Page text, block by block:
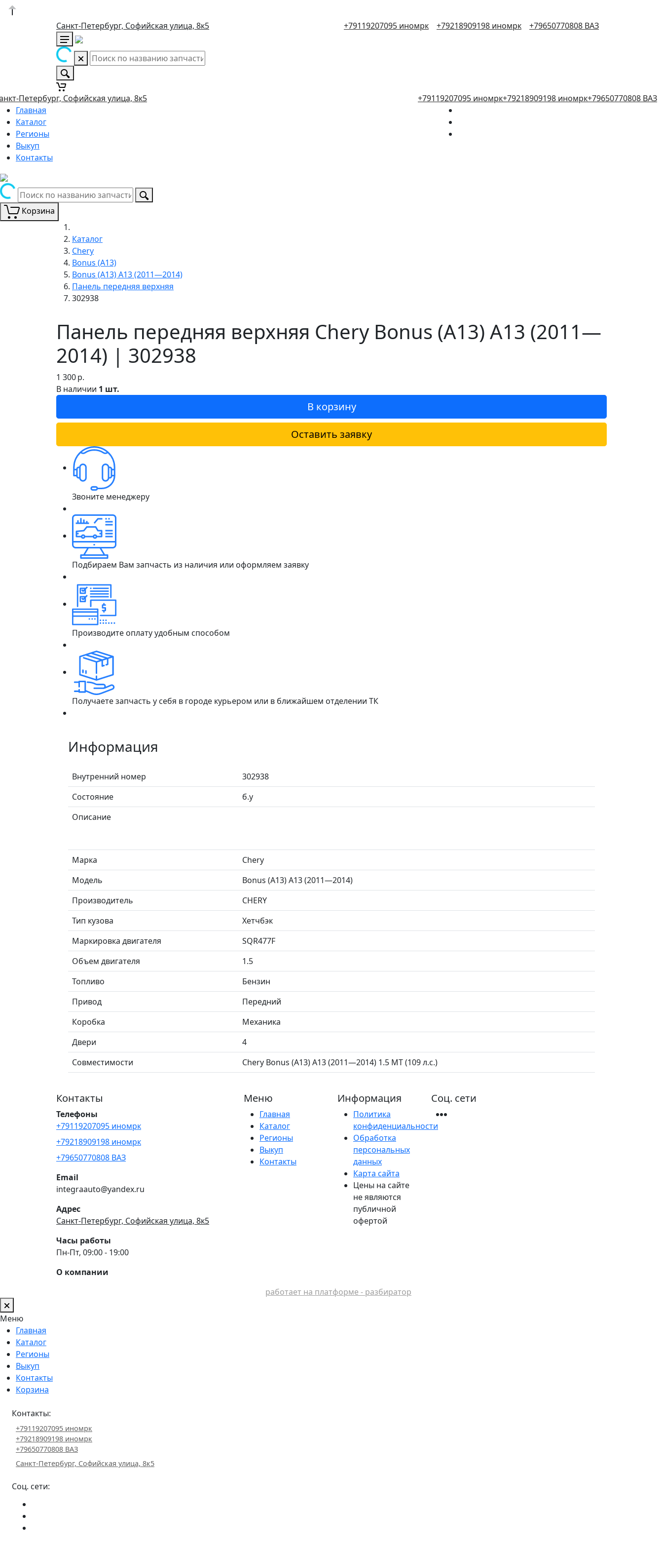
Санкт-Петербург, Софийская улица, 8к5 +79119207095 иномрк +79218909198 иномрк +79650770808 ВАЗ
Петербург, Софийская улица, 8к5 +79119207095 иномрк+79218909198 иномрк+79650770808 ВАЗ
Главная
Каталог
Регионы
Выкуп
Контакты
Корзина
Каталог
Chery
Bonus (A13)
Bonus (A13) A13 (2011—2014)
Панель передняя верхняя
302938
Панель передняя верхняя Chery Bonus (A13) A13 (2011—
2014) | 302938
1 300р.
В наличии 1 шт.
В корзину
Оставить заявку
Звоните менеджеру
Подбираем Вам запчасть из наличия или оформляем заявку
Производите оплату удобным способом
Получаете запчасть у себя в городе курьером или в ближайшем отделении ТК
Информация
Внутренний номер
302938
Состояние
б.у
Описание
Марка
Chery
Модель
Bonus (A13) A13 (2011—2014)
Производитель
CHERY
Тип кузова
Хетчбэк
Маркировка двигателя
SQR477F
Объем двигателя
1.5
Топливо
Бензин
Привод
Передний
Коробка
Механика
Двери
4
Совместимости
Chery Bonus (A13) A13 (2011—2014) 1.5 MT (109 л.с.)
Контакты
Телефоны
+79119207095 иномрк
+79218909198 иномрк
+79650770808 ВАЗ
Email
integraauto@yandex.ru
Адрес
Санкт-Петербург, Софийская улица, 8к5
Часы работы
Пн-Пт, 09:00 - 19:00
О компании
Меню
Главная
Каталог
Регионы
Выкуп
Контакты
Информация
Политика
конфиденциальности
Обработка
персональных
данных
Карта сайта
Цены на сайте
не являются
публичной
офертой
Соц. сети
работает на платформе - разбиратор
Меню
Главная
Каталог
Регионы
Выкуп
Контакты
Корзина
Контакты:
+79119207095 иномрк
+79218909198 иномрк
+79650770808 ВАЗ
Санкт-Петербург, Софийская улица, 8к5
Соц. сети: